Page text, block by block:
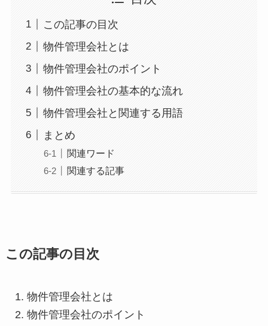
この記事の目次
物件管理会社とは
物件管理会社のポイント
物件管理会社の基本的な流れ
物件管理会社と関連する用語
まとめ
関連ワード
関連する記事
この記事の目次
物件管理会社とは
物件管理会社のポイント